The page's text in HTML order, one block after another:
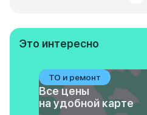
Это интересно
ТО и ремонт
Все цены
на удобной карте